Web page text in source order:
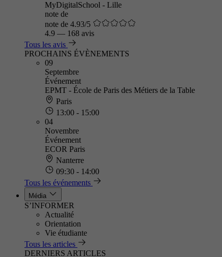
MyDigitalSchool - Lille
note de
note de 4.93/5
4.9 — 168 avis
Tous les avis
PROCHAINS ÉVÈNEMENTS
09
Septembre
Événement
EPMT - École de Paris des Métiers de la Table
Paris
13:00 - 15:00
04
Novembre
Événement
ECOR Paris
Nanterre
09:30 - 14:00
Tous les événements
Média
S’INFORMER
Actualité
Orientation
Vie étudiante
Tous les articles
DERNIERS ARTICLES